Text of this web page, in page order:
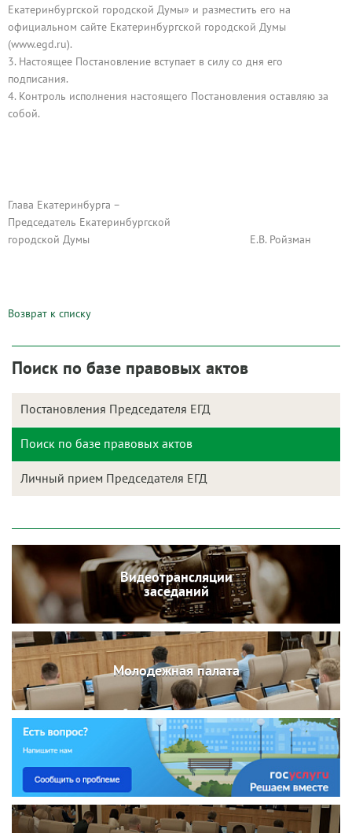
Екатеринбургской городской Думы» и разместить его на
официальном сайте Екатеринбургской городской Думы
(www.egd.ru).
3. Настоящее Постановление вступает в силу со дня его
подписания.
4. Контроль исполнения настоящего Постановления оставляю за
собой.
Глава Екатеринбурга –
Председатель Екатеринбургской
городской Думы Е.В. Ройзман
Возврат к списку
Поиск по базе правовых актов
Постановления Председателя ЕГД
Поиск по базе правовых актов
Личный прием Председателя ЕГД
Видеотрансляции
заседаний
Молодежная палата